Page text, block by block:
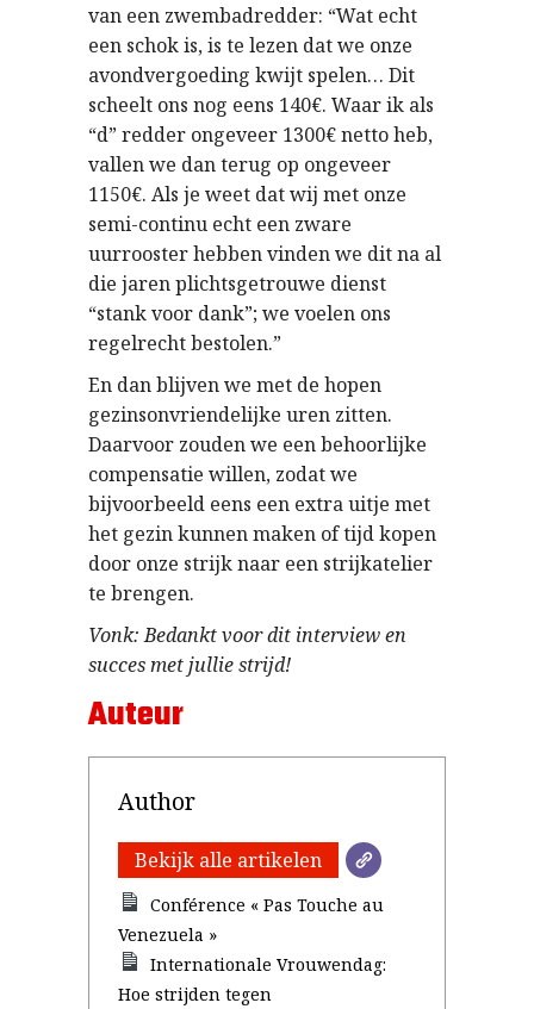
van een zwembadredder: “Wat echt
een schok is, is te lezen dat we onze
avondvergoeding kwijt spelen… Dit
scheelt ons nog eens 140€. Waar ik als
“d” redder ongeveer 1300€ netto heb,
vallen we dan terug op ongeveer
1150€. Als je weet dat wij met onze
semi-continu echt een zware
uurrooster hebben vinden we dit na al
die jaren plichtsgetrouwe dienst
“stank voor dank”; we voelen ons
regelrecht bestolen.”
En dan blijven we met de hopen
gezinsonvriendelijke uren zitten.
Daarvoor zouden we een behoorlijke
compensatie willen, zodat we
bijvoorbeeld eens een extra uitje met
het gezin kunnen maken of tijd kopen
door onze strijk naar een strijkatelier
te brengen.
Vonk: Bedankt voor dit interview en
succes met jullie strijd!
Auteur
Author
Bekijk alle artikelen
Conférence « Pas Touche au
Venezuela »
Internationale Vrouwendag:
Hoe strijden tegen